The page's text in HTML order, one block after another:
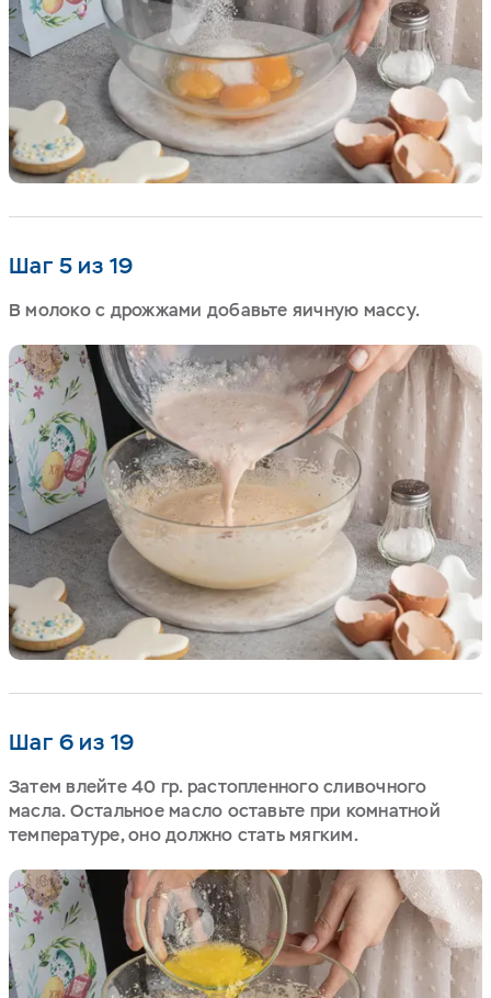
Шаг 5 из 19
В молоко с дрожжами добавьте яичную массу.
Шаг 6 из 19
Затем влейте 40 гр. растопленного сливочного
масла. Остальное масло оставьте при комнатной
температуре, оно должно стать мягким.